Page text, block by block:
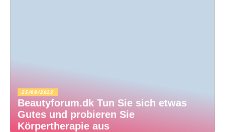
25/08/2022
Beautyforum.dk Tun Sie sich etwas
Gutes und probieren Sie
Körpertherapie aus